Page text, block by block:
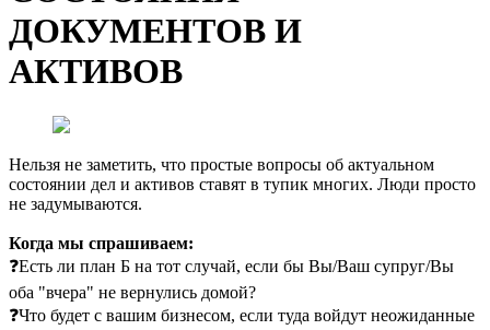
ДОКУМЕНТОВ И
АКТИВОВ
Нельзя не заметить, что простые вопросы об актуальном
состоянии дел и активов ставят в тупик многих. Люди просто
не задумываются.
Когда мы спрашиваем:
❓Есть ли план Б на тот случай, если бы Вы/Ваш супруг/Вы
оба "вчера" не вернулись домой?
❓Что будет с вашим бизнесом, если туда войдут неожиданные